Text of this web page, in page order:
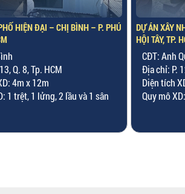
TRỌN GÓI – ANH QUYẾN – AN
- Chị Nguyệt
Q. Gò Vấp, Tp. HCM
5.1m x 12m
1 trệt, 1 lửng, 4 lầu và 1 tum.
DỰ ÁN NHÀ
ĐỊNH, TP.
CĐT: Chị
Địa chỉ:
Diện tích
Quy mô